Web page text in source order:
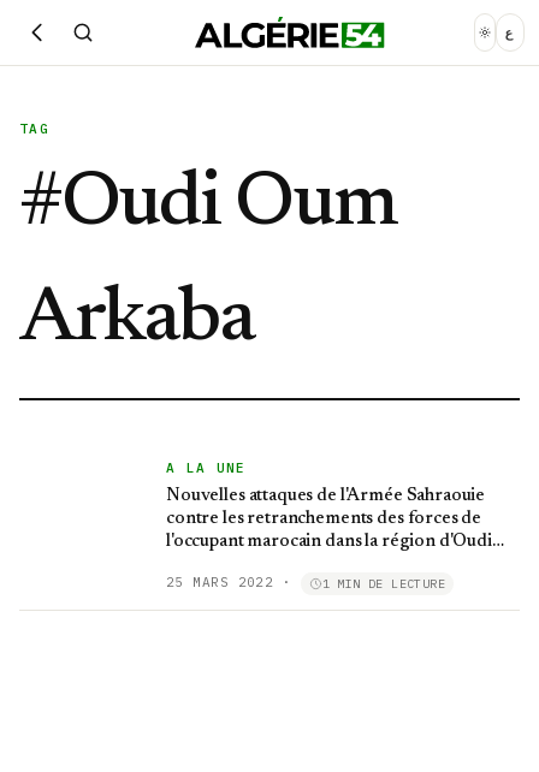
ع
TAG
#Oudi Oum
Arkaba
A LA UNE
Nouvelles attaques de l'Armée Sahraouie
contre les retranchements des forces de
l'occupant marocain dans la région d'Oudi
25 MARS 2022 · 1 MIN DE LECTURE